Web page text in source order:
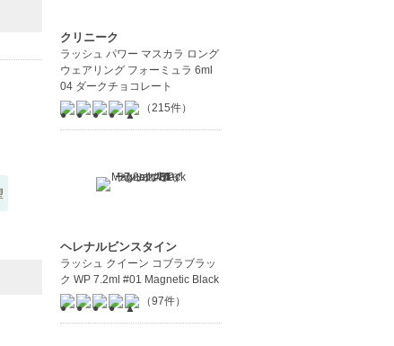
クリニーク
ラッシュ パワー マスカラ ロング
ウェアリング フォーミュラ 6ml
04 ダークチョコレート
（215件）
ヘレナルビンスタイン
ラッシュ クイーン コブラブラッ
ク WP 7.2ml #01 Magnetic Black
（97件）